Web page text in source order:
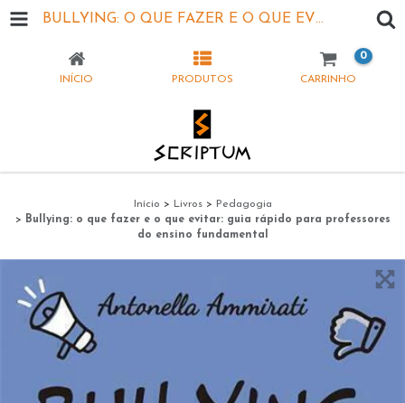
BULLYING: O QUE FAZER E O QUE EVITAR: GUIA RÁPIDO PARA PROFESSORES DO ENSINO FUNDAMENTAL
INÍCIO PRODUTOS CARRINHO
0
Início > Livros > Pedagogia
> Bullying: o que fazer e o que evitar: guia rápido para professores
do ensino fundamental